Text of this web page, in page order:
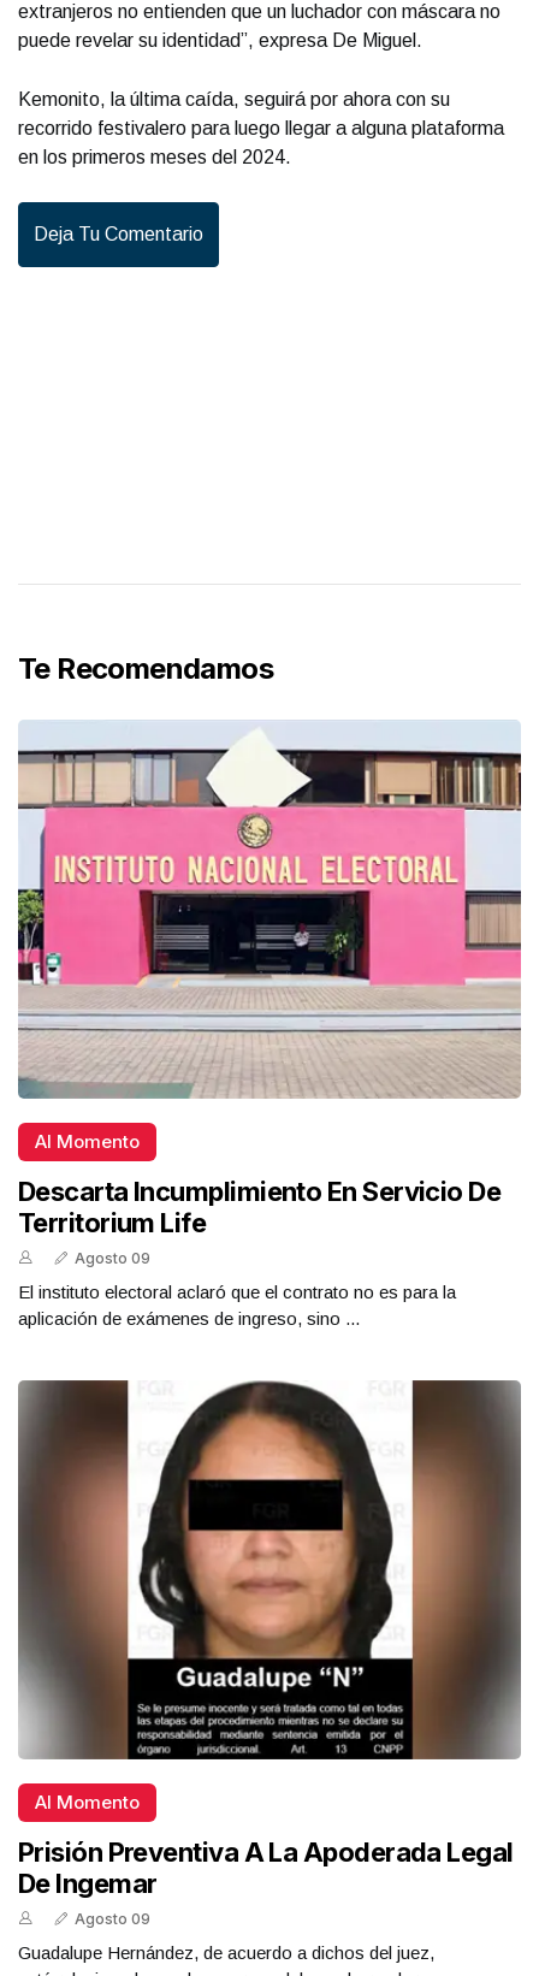
extranjeros no entienden que un luchador con máscara no
puede revelar su identidad”, expresa De Miguel.
Kemonito, la última caída, seguirá por ahora con su
recorrido festivalero para luego llegar a alguna plataforma
en los primeros meses del 2024.
Deja Tu Comentario
Te Recomendamos
Al Momento
Descarta Incumplimiento En Servicio De
Territorium Life
Agosto 09
El instituto electoral aclaró que el contrato no es para la
aplicación de exámenes de ingreso, sino ...
Al Momento
Prisión Preventiva A La Apoderada Legal
De Ingemar
Agosto 09
Guadalupe Hernández, de acuerdo a dichos del juez,